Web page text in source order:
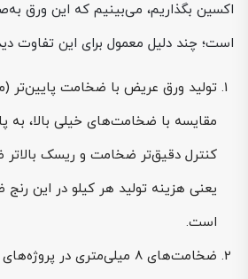
اکسین بگذاریم، می‌بینیم که این ورق
است؛ چند دلیل معمول برای این تفاوت
مقایسه با ضخامت‌های خیلی بالا، به
کنترل دقیق‌تر ضخامت و ریسک بالاتر
یعنی هزینه تولید هر کیلو در این رنج
است.
ضخامت‌های 8 میلی‌متری در